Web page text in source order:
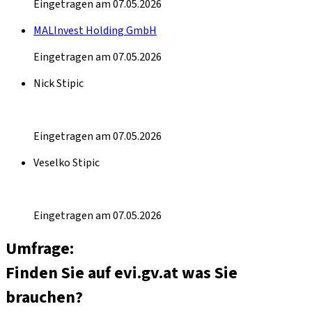
Eingetragen am 07.05.2026
MALInvest Holding GmbH
Eingetragen am 07.05.2026
Nick Stipic
Eingetragen am 07.05.2026
Veselko Stipic
Eingetragen am 07.05.2026
Umfrage:
Finden Sie auf evi.gv.at was Sie
brauchen?